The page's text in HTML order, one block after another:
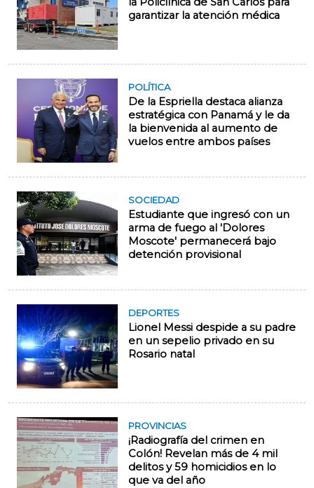
garantizar la atención médica
POLÍTICA
De la Espriella destaca alianza
estratégica con Panamá y le da
la bienvenida al aumento de
vuelos entre ambos países
SOCIEDAD
Estudiante que ingresó con un
arma de fuego al 'Dolores
Moscote' permanecerá bajo
detención provisional
DEPORTES
Lionel Messi despide a su padre
en un sepelio privado en su
Rosario natal
PROVINCIAS
¡Radiografía del crimen en
Colón! Revelan más de 4 mil
delitos y 59 homicidios en lo
que va del año